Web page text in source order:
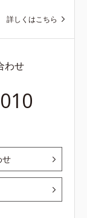
詳しくはこちら
わせ
せ